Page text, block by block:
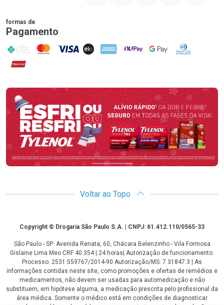
formas de
Pagamento
PIX MasterCard
VISA ELO AMEX NuPay Google PayDiners Club
Hipercard
Promoção em Destaque
Voltar ao Topo
CopyrightCopyright © Drogaria São Paulo S.A. | CNPJ: 61.412.110/0565-33
São Paulo - SP: Avenida Renata, 60, Chácara Belenzinho - Vila Formosa
Gislaine Lima Meo CRF 40.354 | 24 horas| Autorização de funcionamento:
Processo: 2531.559767/2014-90 Autorização/MS: 7.31847.3 | As
informações contidas neste site, como promoções e ofertas de remédios e
medicamentos, não devem ser usadas para automedicação e não
substituem, em hipótese alguma, a medicação prescrita pelo profissional da
área médica. Somente o médico está em condições de diagnosticar